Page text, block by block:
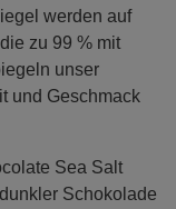
werden auf
zu 99 % mit
unser
und Geschmack
Sea Salt
Schokolade